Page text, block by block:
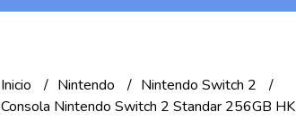
Inicio Nintendo
Nintendo Switch 2
Consola Nintendo Switch 2 Standar 256GB HK